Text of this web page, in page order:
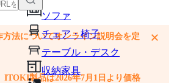
ソファ
チェア・椅子
テーブル・デスク
収納家具
加
を貼り付けて、カートに追加できます
法についてオンライン説明会を定
製品は2026年7月1日より価格
×